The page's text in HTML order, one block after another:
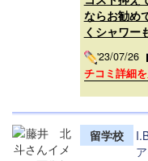
ならお勧め
くシャワー
'23/07/26
チコミ詳細
留学校